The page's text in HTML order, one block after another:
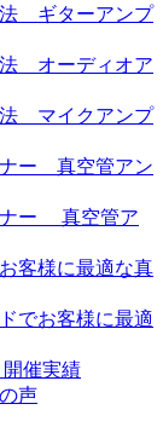
法 ギターアンプ
法 オーディオア
法 マイクアンプ
ナー 真空管アン
ナー 真空管ア
客様に最適な真
でお客様に最適
催実績
声